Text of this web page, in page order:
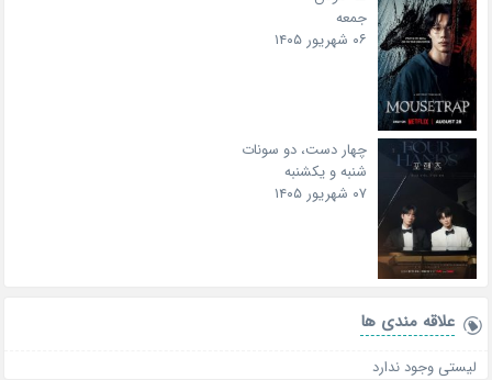
جمعه
۰۶ شهریور ۱۴۰۵
چهار دست، دو سونات
شنبه و یکشنبه
۰۷ شهریور ۱۴۰۵
علاقه‌ مندی ها
لیستی وجود ندارد